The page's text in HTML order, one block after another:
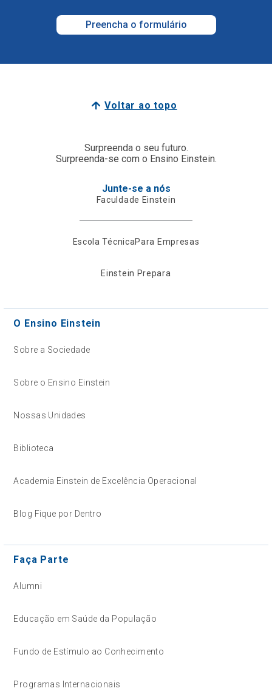
Preencha o formulário
Voltar ao topo
Surpreenda o seu futuro.
Surpreenda-se com o Ensino Einstein.
Junte-se a nós
Faculdade Einstein
Escola TécnicaPara Empresas
Einstein Prepara
O Ensino Einstein
Sobre a Sociedade
Sobre o Ensino Einstein
Nossas Unidades
Biblioteca
Academia Einstein de Excelência Operacional
Blog Fique por Dentro
Faça Parte
Alumni
Educação em Saúde da População
Fundo de Estímulo ao Conhecimento
Programas Internacionais